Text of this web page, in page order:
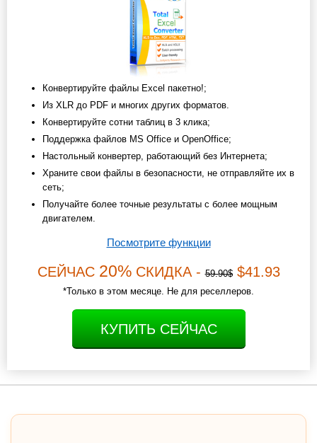
Конвертируйте файлы Excel пакетно!;
Из XLR до PDF и многих других форматов.
Конвертируйте сотни таблиц в 3 клика;
Поддержка файлов MS Office и OpenOffice;
Настольный конвертер, работающий без Интернета;
Храните свои файлы в безопасности, не отправляйте их в
сеть;
Получайте более точные результаты с более мощным
двигателем.
Посмотрите функции
СЕЙЧАС 20%СКИДКА -59.90$$41.93
*Только в этом месяце. Не для реселлеров.
КУПИТЬ СЕЙЧАС